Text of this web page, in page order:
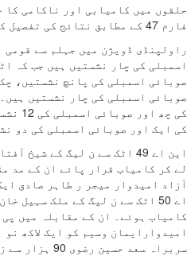
میں کامیابی اور ناکامی کا
ہے؛
ڈویژن میں جہلم سے قومی
کی چار نشستیں ہیں جب کہ اٹک
اسمبلی کی پانچ نشستیں،
اسمبلی کی چار نشستیں
کی چھ اور
اور صوبائی اسمبلی کی دو
این اے 49 اٹک سے ن لیگ کے شیخ
کامیاب قرار پائے ان کے مد
امیدوار میجر ر طاہر صادق ایک
اے 50 اٹک سے ن لیگ کے ملک سہیل خان
ہوئے۔ ان کے مقابلہ میں پی ٹی
وسیم کو ایک لاکھ نو
رضوی 90 ہزار سے زائد ووٹ لینے میں کامیاب رہے۔